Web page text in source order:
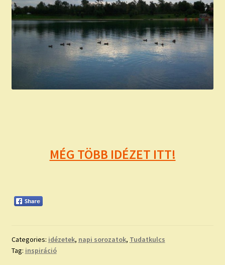
MÉG TÖBB IDÉZET ITT!
Categories: idézetek, napi sorozatok, Tudatkulcs
Tag: inspiráció